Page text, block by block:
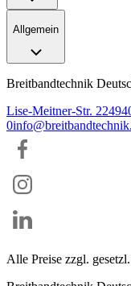
Allgemein
Breitbandtechnik
Lise-Meitner-Str. 2
0
Alle Preise zzgl.